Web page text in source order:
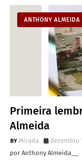
ANTHONY ALMEIDA
Primeira
Almeida
Mirada
dezembro
por Anthony Almeida__